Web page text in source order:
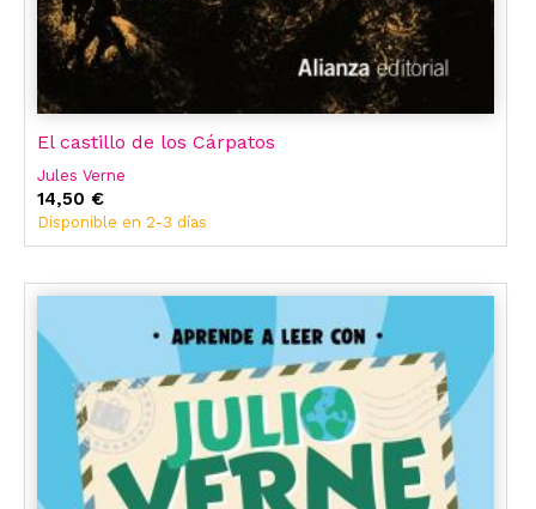
El castillo de los Cárpatos
Jules Verne
14,50 €
Disponible en 2-3 días